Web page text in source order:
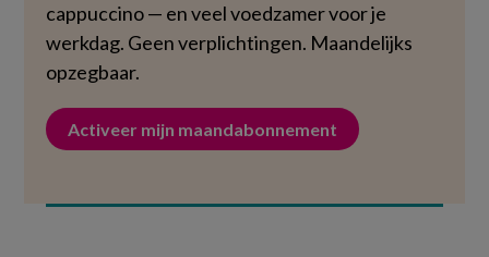
cappuccino — en veel voedzamer voor je
werkdag. Geen verplichtingen. Maandelijks
opzegbaar.
Activeer mijn maandabonnement